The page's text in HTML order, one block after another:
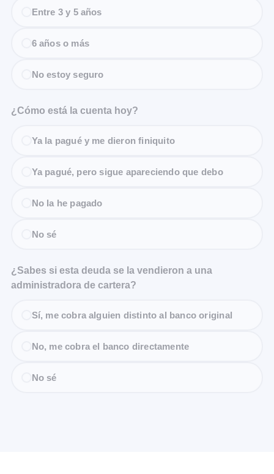
Entre 3 y 5 años
6 años o más
No estoy seguro
¿Cómo está la cuenta hoy?
Ya la pagué y me dieron finiquito
Ya pagué, pero sigue apareciendo que debo
No la he pagado
No sé
¿Sabes si esta deuda se la vendieron a una
administradora de cartera?
Sí, me cobra alguien distinto al banco original
No, me cobra el banco directamente
No sé